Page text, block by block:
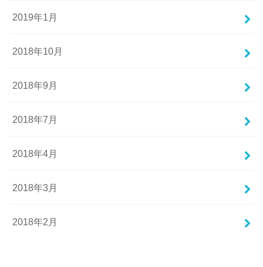
2019年1月
2018年10月
2018年9月
2018年7月
2018年4月
2018年3月
2018年2月